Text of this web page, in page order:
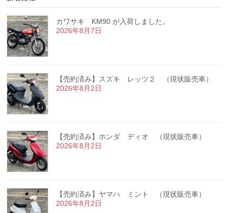
カワサキ KM90 が入荷しました。
2026年8月7日
【売約済み】スズキ レッツ２ （現状販売車）
2026年8月2日
【売約済み】ホンダ ディオ （現状販売車）
2026年8月2日
【売約済み】ヤマハ ミント （現状販売車）
2026年8月2日